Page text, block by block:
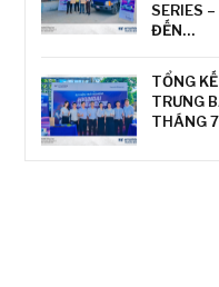
SERIES
ĐẾN…
TỔNG
TRƯNG
THÁNG